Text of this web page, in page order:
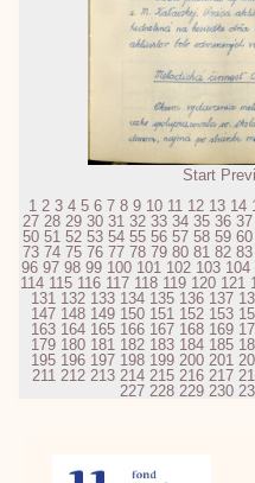
Start
1 2 3 4 5 6 7 8 9 10 11 12 13 14
27 28 29 30 31 32 33 34 35 36 37
50 51 52 53 54 55 56 57 58 59 60
73 74 75 76 77 78 79 80 81 82 83
96 97 98 99 100 101 102 103 104
114 115 116 117 118 119 120 121
131 132 133 134 135 136 137
147 148 149 150 151 152 153
163 164 165 166 167 168 169
179 180 181 182 183 184 185
195 196 197 198 199 200 201
211 212 213 214 215 216 217
227 228 229 230